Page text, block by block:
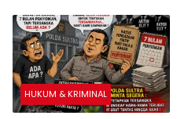
Penghentian Aktivitas
Hauling dan Evaluasi Total
Perizinan PT Sultra Prima
Lestari
HUKUM & KRIMINAL